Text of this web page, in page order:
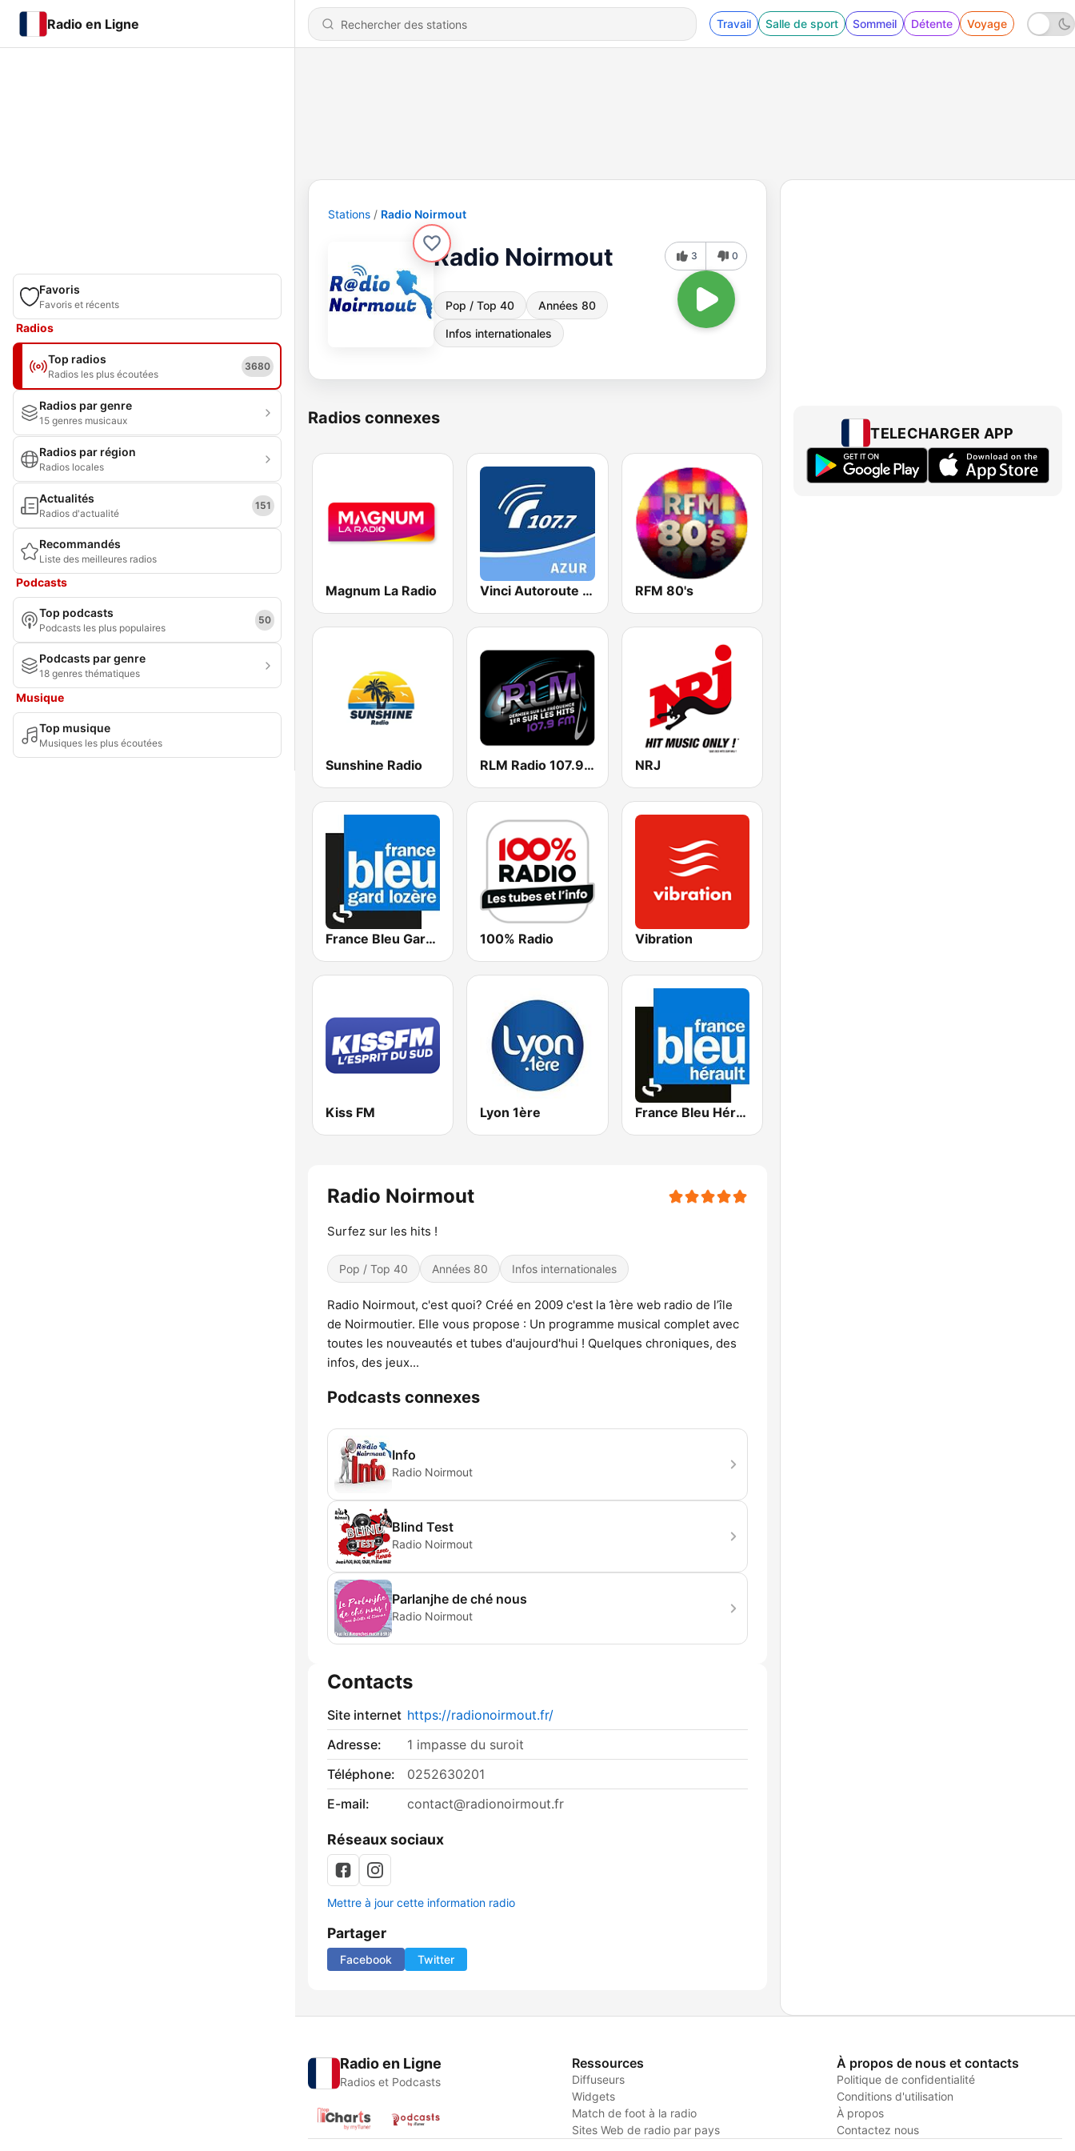
Radio en Ligne Travail Salle de sport Sommeil Détente Voyage
Favoris
Favoris et récents
Radios
Top radios
Radios les plus écoutées
3680
Radios par genre
15 genres musicaux
Radios par région
Radios locales
Actualités
Radios d'actualité
151
Recommandés
Liste des meilleures radios
Podcasts
Top podcasts
Podcasts les plus populaires
50
Podcasts par genre
18 genres thématiques
Musique
Top musique
Musiques les plus écoutées
Stations Radio Noirmout
Radio Noirmout
Pop / Top 40 Années 80
Infos internationales
3 0
Radios connexes
Magnum La Radio Vinci Autoroute Côte d'Azur RFM 80's
Sunshine Radio RLM Radio 107.9 FM NRJ
France Bleu Gard-Lozere 100% Radio Vibration
Kiss FM Lyon 1ère France Bleu Hérault
Radio Noirmout
Surfez sur les hits !
Pop / Top 40 Années 80 Infos internationales
Radio Noirmout, c'est quoi? Créé en 2009 c'est la 1ère web radio de l’île
de Noirmoutier. Elle vous propose : Un programme musical complet avec
toutes les nouveautés et tubes d'aujourd'hui ! Quelques chroniques, des
infos, des jeux...
Podcasts connexes
Info
Radio Noirmout
Blind Test
Radio Noirmout
Parlanjhe de ché nous
Radio Noirmout
Contacts
Site internet https://radionoirmout.fr/
Adresse:
1 impasse du suroit
Téléphone:
0252630201
E-mail:
contact@radionoirmout.fr
Réseaux sociaux
Mettre à jour cette information radio
Partager
Facebook Twitter
TELECHARGER APP
Radio en Ligne
Radios et Podcasts
Ressources
Diffuseurs
Widgets
Match de foot à la radio
Sites Web de radio par pays
À propos de nous et contacts
Politique de confidentialité
Conditions d'utilisation
À propos
Contactez nous